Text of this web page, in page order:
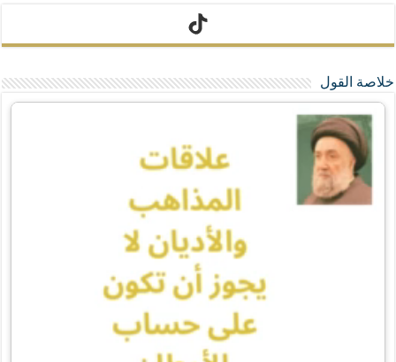
تيك توك
خلاصة القول